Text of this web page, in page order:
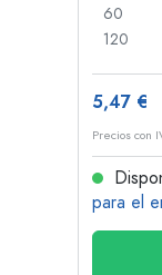
60
120
5,47 €
Precios con
para el